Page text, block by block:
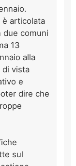
è articolata
due comuni
13
alla
di vista
e
dire che
sul